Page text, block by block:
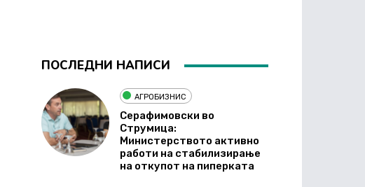
ПОСЛЕДНИ НАПИСИ
АГРОБИЗНИС
Серафимовски во
Струмица:
Министерството активно
работи на стабилизирање
на откупот на пиперката